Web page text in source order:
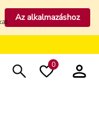
Az alkalmazáshoz
0